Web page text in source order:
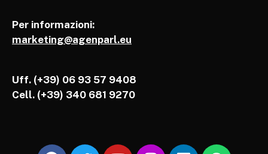
Per informazioni:
marketing@agenparl.eu
Uff. (+39) 06 93 57 9408
Cell. (+39) 340 681 9270